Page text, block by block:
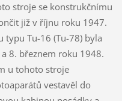
stroje se konstrukčnímu
již v říjnu roku 1947.
typu Tu-16 (Tu-78) byla
8. březnem roku 1948.
u tohoto stroje
vestavěl do